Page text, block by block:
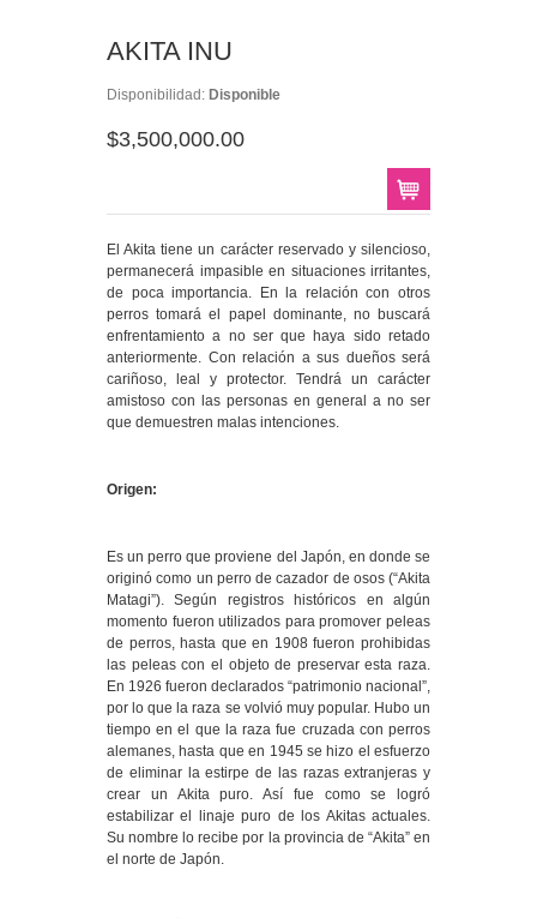
AKITA INU
Disponibilidad: Disponible
$3,500,000.00
El Akita tiene un carácter reservado y silencioso,
permanecerá impasible en situaciones irritantes,
de poca importancia. En la relación con otros
perros tomará el papel dominante, no buscará
enfrentamiento a no ser que haya sido retado
anteriormente. Con relación a sus dueños será
cariñoso, leal y protector. Tendrá un carácter
amistoso con las personas en general a no ser
que demuestren malas intenciones.
Origen:
Es un perro que proviene del Japón, en donde se
originó como un perro de cazador de osos (“Akita
Matagi”). Según registros históricos en algún
momento fueron utilizados para promover peleas
de perros, hasta que en 1908 fueron prohibidas
las peleas con el objeto de preservar esta raza.
En 1926 fueron declarados “patrimonio nacional”,
por lo que la raza se volvió muy popular. Hubo un
tiempo en el que la raza fue cruzada con perros
alemanes, hasta que en 1945 se hizo el esfuerzo
de eliminar la estirpe de las razas extranjeras y
crear un Akita puro. Así fue como se logró
estabilizar el linaje puro de los Akitas actuales.
Su nombre lo recibe por la provincia de “Akita” en
el norte de Japón.